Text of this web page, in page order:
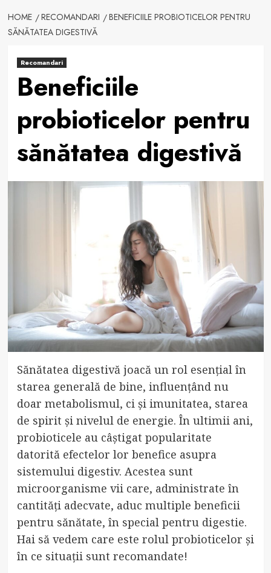
HOME RECOMANDARI
BENEFICIILE PROBIOTICELOR PENTRU
SĂNĂTATEA DIGESTIVĂ
Recomandari
Beneficiile
probioticelor pentru
sănătatea digestivă
Sănătatea digestivă joacă un rol esențial în
starea generală de bine, influențând nu
doar metabolismul, ci și imunitatea, starea
de spirit și nivelul de energie. În ultimii ani,
probioticele au câștigat popularitate
datorită efectelor lor benefice asupra
sistemului digestiv. Acestea sunt
microorganisme vii care, administrate în
cantități adecvate, aduc multiple beneficii
pentru sănătate, în special pentru digestie.
Hai să vedem care este rolul probioticelor și
în ce situații sunt recomandate!